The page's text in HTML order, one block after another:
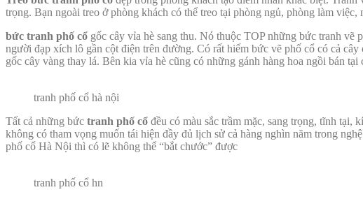
trọng. Bạn ngoài treo ở phòng khách có thể treo tại phòng ngủ, phòng làm việc,
bức tranh phố cổ gốc cây vỉa hè sang thu. Nó thuộc TOP những bức tranh
người đạp xích lô gần cột điện trên đường. Có rất hiếm bức vẽ phố cổ có cả
gốc cây vàng thay lá. Bên kia vỉa hè cũng có những gánh hàng hoa ngồi bán tại
tranh phố cổ hà nội
Tất cả những bức tranh phố cổ đều có màu sắc trầm mặc, sang trọng, tĩnh
không có tham vọng muốn tái hiện đầy đủ lịch sử cả hàng nghìn năm trong
phố cổ Hà Nội thì có lẽ không thể “bắt chước” được
tranh phố cổ hn